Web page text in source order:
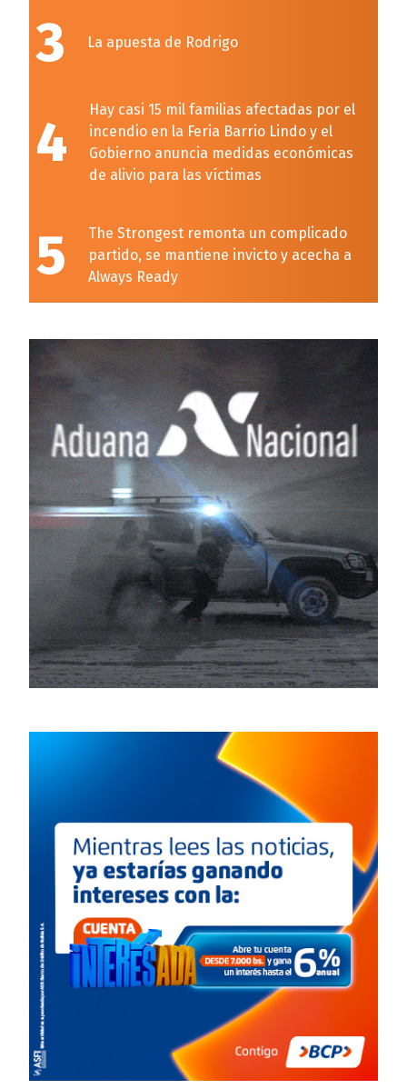
3 La apuesta de Rodrigo
4
Hay casi 15 mil familias afectadas por el
incendio en la Feria Barrio Lindo y el
Gobierno anuncia medidas económicas
de alivio para las víctimas
5
The Strongest remonta un complicado
partido, se mantiene invicto y acecha a
Always Ready